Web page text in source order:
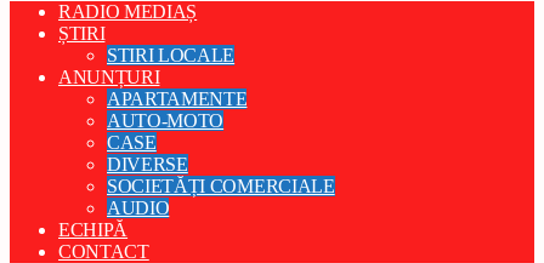
RADIO MEDIAȘ
ȘTIRI
STIRI LOCALE
ANUNȚURI
APARTAMENTE
AUTO-MOTO
CASE
DIVERSE
SOCIETĂȚI COMERCIALE
AUDIO
ECHIPĂ
CONTACT